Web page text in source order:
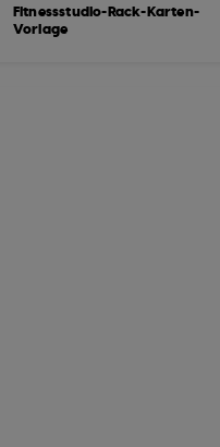
Fitnessstudio-Rack-Karten-
Vorlage